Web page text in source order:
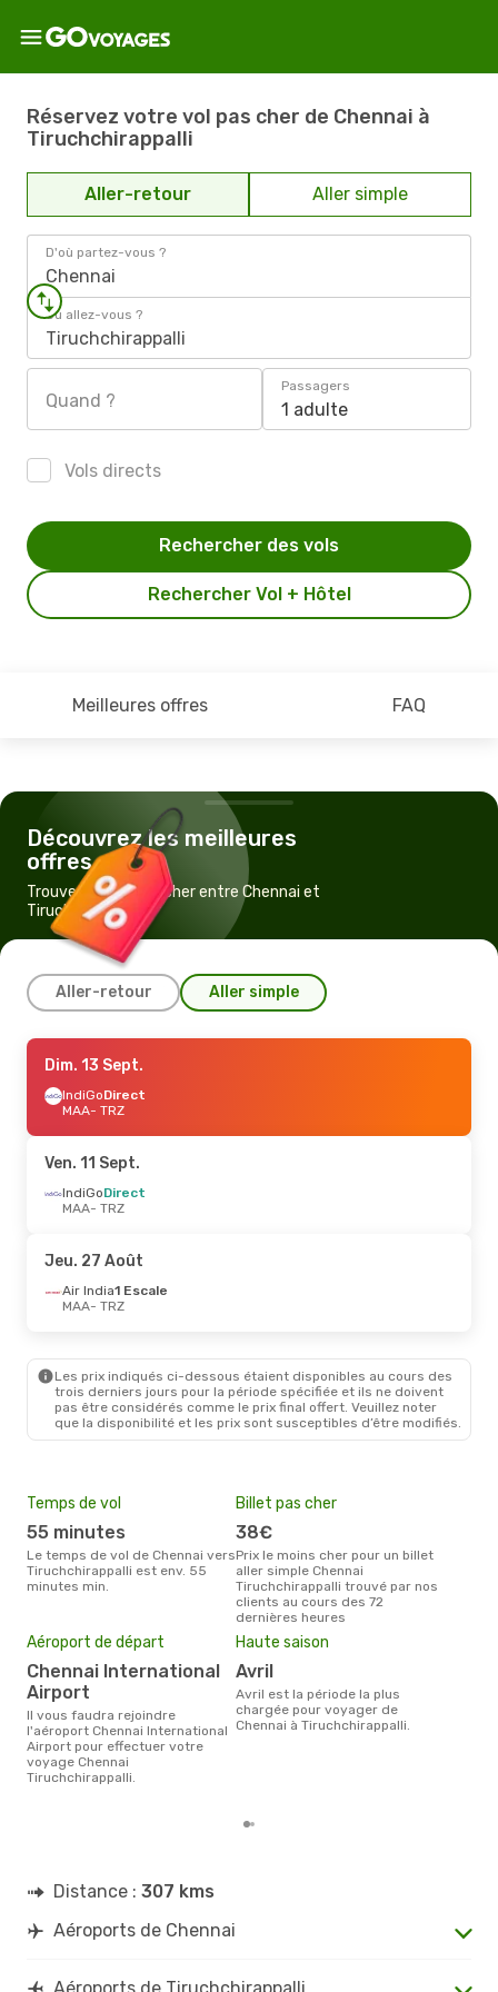
Réservez votre vol pas cher de Chennai à
Tiruchchirappalli
Aller-retour Aller simple
D'où partez-vous ?
Chennai
Où allez-vous ?
Tiruchchirappalli
Quand ?
Passagers
1 adulte
Vols directs
Rechercher Vol + Hôtel
Rechercher des vols
Meilleures offres FAQ
Découvrez les meilleures
offres
Trouvez un vol pas cher entre Chennai et
Tiruchchirappalli
Aller-retour Aller simple
Jeu. 10 Sept.
IndiGoDirect
MAA- TRZ
TRZ- MAA
Sam. 12 Sept.
IndiGo Direct
TRZ- MAA
- TRZ
IndiGoDirect
TRZ- MAA
Dim. 13 Sept.
IndiGoDirect
MAA- TRZ
Ven. 11 Sept.
IndiGoDirect
MAA- TRZ
Jeu. 27 Août
Air India1 Escale
MAA- TRZ
Les prix indiqués ci-dessous étaient disponibles au cours des
trois derniers jours pour la période spécifiée et ils ne doivent
pas être considérés comme le prix final offert. Veuillez noter
que la disponibilité et les prix sont susceptibles d’être modifiés.
Temps de vol
55 minutes
Le temps de vol de Chennai vers
Tiruchchirappalli est env. 55
minutes min.
Billet pas cher
38€
Prix le moins cher pour un billet
aller simple Chennai
Tiruchchirappalli trouvé par nos
clients au cours des 72
dernières heures
Aéroport de départ
Chennai International
Airport
Il vous faudra rejoindre
l'aéroport Chennai International
Airport pour effectuer votre
voyage Chennai
Tiruchchirappalli.
Haute saison
avril
avril est la période la plus
chargée pour voyager de
Chennai à Tiruchchirappalli.
Distance : 307 kms
Aéroports de Chennai